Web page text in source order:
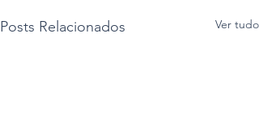
Posts Relacionados Ver tudo